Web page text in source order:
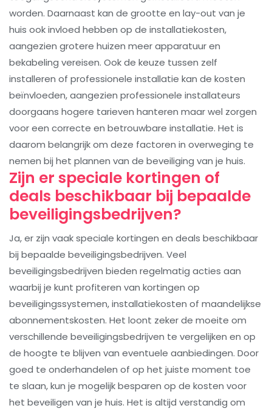
worden. Daarnaast kan de grootte en lay-out van je
huis ook invloed hebben op de installatiekosten,
aangezien grotere huizen meer apparatuur en
bekabeling vereisen. Ook de keuze tussen zelf
installeren of professionele installatie kan de kosten
beïnvloeden, aangezien professionele installateurs
doorgaans hogere tarieven hanteren maar wel zorgen
voor een correcte en betrouwbare installatie. Het is
daarom belangrijk om deze factoren in overweging te
nemen bij het plannen van de beveiliging van je huis.
Zijn er speciale kortingen of
deals beschikbaar bij bepaalde
beveiligingsbedrijven?
Ja, er zijn vaak speciale kortingen en deals beschikbaar
bij bepaalde beveiligingsbedrijven. Veel
beveiligingsbedrijven bieden regelmatig acties aan
waarbij je kunt profiteren van kortingen op
beveiligingssystemen, installatiekosten of maandelijkse
abonnementskosten. Het loont zeker de moeite om
verschillende beveiligingsbedrijven te vergelijken en op
de hoogte te blijven van eventuele aanbiedingen. Door
goed te onderhandelen of op het juiste moment toe
te slaan, kun je mogelijk besparen op de kosten voor
het beveiligen van je huis. Het is altijd verstandig om